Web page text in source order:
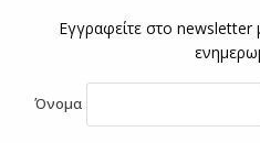
Εγγραφείτε στο newsletter
Όνομα